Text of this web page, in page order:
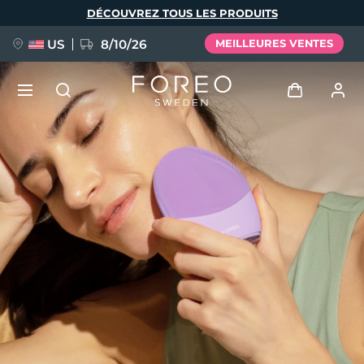
DÉCOUVREZ TOUS LES PRODUITS
US 8/10/26 MEILLEURES VENTES
Profil de l'utilisateur
Mes appareils
Mes commandes
Mes adresses
Mes abonnements
NOUVEAU
FAQ™ Pure Beauty-Tech Elixir
BREAKING NEWS
issa™ Teeth Whitening Set
Langue
English Deutsch
Español
Français
Italiano
Português
Svenska
Русский
Türkçe
简体中文 繁體中文